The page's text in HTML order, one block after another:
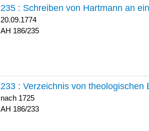
235 : Schreiben von Hartmann an
20.09.1774
186/235
233 : Verzeichnis von theologischen
nach 1725
186/233